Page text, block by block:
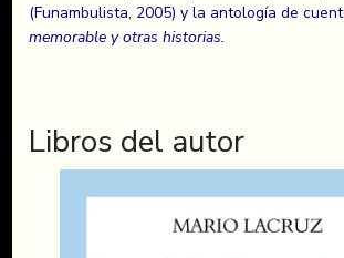
(Funambulista, 2005) y la antología de
memorable y otras historias.
Libros del autor